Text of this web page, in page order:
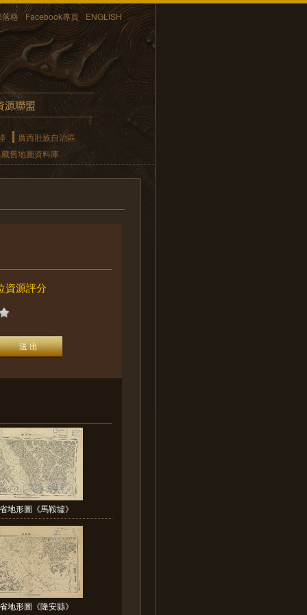
格 Facebook專頁 ENGLISH
源聯盟
廣西壯族自治區
舊地圖資料庫
資源評分
地形圖《馬鞍墟》
地形圖《隆安縣》